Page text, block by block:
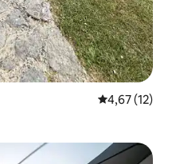
4,67 av 5 i
4,67 (12)